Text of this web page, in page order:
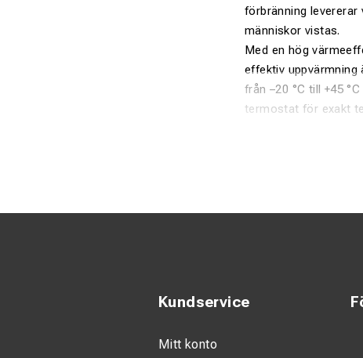
förbränning
människor vistas.
Med en hög
effektiv uppvärmning
från –20 °C till +45
termostat för exakt
Mycket hög
Anslutning för
Robust
Kundservice
Mitt konto